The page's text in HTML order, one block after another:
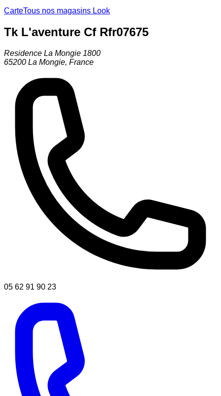
CarteTous nos magasins Look
Tk L'aventure Cf Rfr07675
Residence La Mongie 1800
65200 La Mongie, France
05 62 91 90 23